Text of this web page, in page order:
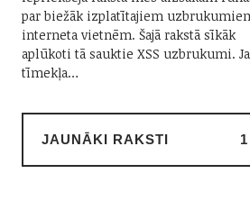
par biežāk izplatītajiem
interneta vietnēm. Šajā rakstā sīkāk
aplūkoti tā sauktie XSS uzbrukumi.
tīmekļa…
JAUNĀKI RAKSTI 1